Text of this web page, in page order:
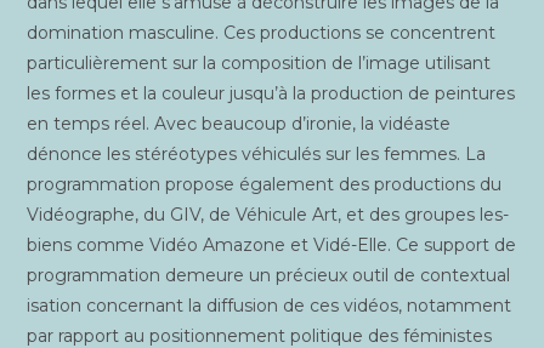
domi­na­tion mas­cu­line. Ces pro­duc­tions se concentrent
par­ti­cu­liè­re­ment sur la com­po­si­tion de l’image uti­li­sant
les formes et la cou­leur jusqu’à la pro­duc­tion de pein­tures
en temps réel. Avec beau­coup d’ironie, la vidéaste
dénonce les sté­réo­types véhi­cu­lés sur les femmes. La
pro­gram­ma­tion pro­pose éga­le­ment des pro­duc­tions du
Vidéo­graphe, du GIV, de Véhi­cule Art, et des groupes les­
biens comme Vidéo Ama­zone et Vidé-Elle. Ce sup­port de
pro­gram­ma­tion demeure un pré­cieux outil de contex­tua­l
i­sa­tion concer­nant la dif­fu­sion de ces vidéos, notam­ment
par rap­port au posi­tion­ne­ment poli­tique des fémi­nistes